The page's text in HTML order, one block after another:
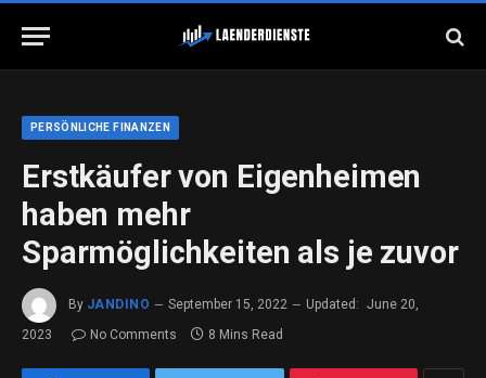
PERSÖNLICHE FINANZEN
Erstkäufer von Eigenheimen
haben mehr
Sparmöglichkeiten als je zuvor
By JANDINO September 15, 2022 Updated: June 20,
2023
No Comments 8 Mins Read